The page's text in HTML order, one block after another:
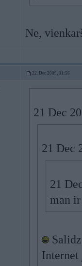
Ne,
22. Dec 2009, 01:56
21 Dec
21 Dec
21
man